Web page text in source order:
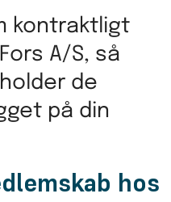
kontraktligt
A/S, så
de
på din
hos